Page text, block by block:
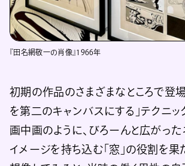
『田名網敬一の肖像』1966年
初期の作品のさまざまなところで登場
を第二のキャンバスにする」テクニッ
画中画のように、びろーんと広がっ
イメージを持ち込む「窓」の役割を果